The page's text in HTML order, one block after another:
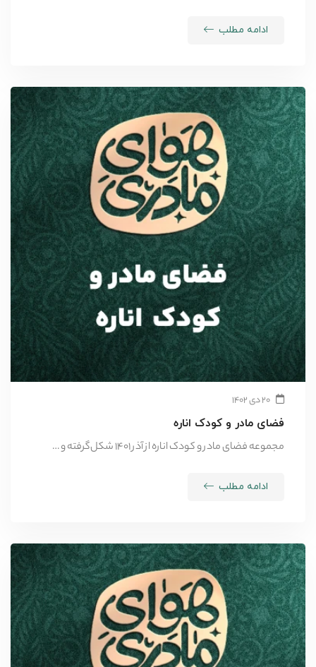
ادامه مطلب
۲۰ دی ۱۴۰۲
فضای مادر و کودک اناره
مجموعه فضای مادر و کودک اناره از آذر ۱۴۰۱ شکل‌گرفته و …
ادامه مطلب